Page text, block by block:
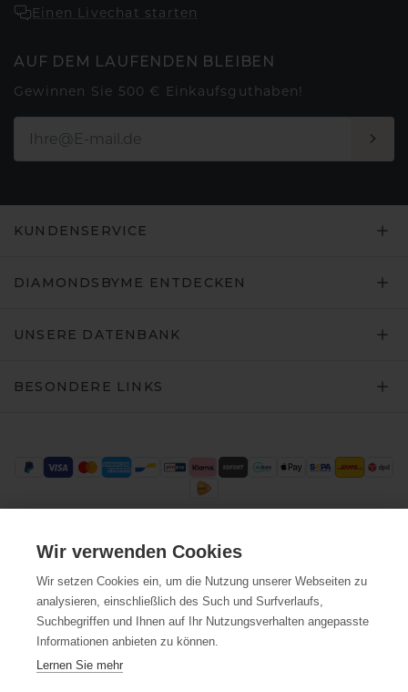
Wir verwenden Cookies
Wir setzen Cookies ein, um die Nutzung unserer Webseiten zu
analysieren, einschließlich des Such und Surfverlaufs,
Suchbegriffen und Ihnen auf Ihr Nutzungsverhalten angepasste
Informationen anbieten zu können.
Lernen Sie mehr
Einen Livechat starten
AUF DEM LAUFENDEN BLEIBEN
Gewinnen Sie 500 € Einkaufsguthaben!
KUNDENSERVICE
DIAMONDSBYME ENTDECKEN
UNSERE DATENBANK
BESONDERE LINKS
Trustpilot